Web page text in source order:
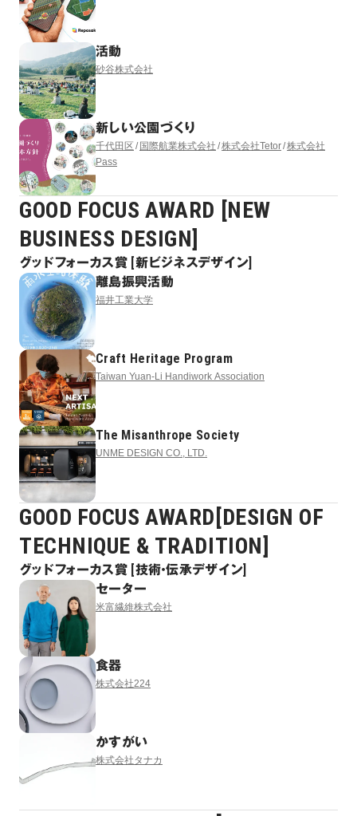
活動
砂谷株式会社
新しい公園づくり
千代田区 国際航業株式会社 株式会社Tetor 株式会社
Pass
GOOD FOCUS AWARD [NEW
BUSINESS DESIGN]
グッドフォーカス賞 [新ビジネスデザイン]
離島振興活動
福井工業大学
Craft Heritage Program
Taiwan Yuan-Li Handiwork Association
The Misanthrope Society
UNME DESIGN CO., LTD.
GOOD FOCUS AWARD[DESIGN OF
TECHNIQUE & TRADITION]
グッドフォーカス賞 [技術・伝承デザイン]
セーター
米富繊維株式会社
食器
株式会社224
かすがい
株式会社タナカ